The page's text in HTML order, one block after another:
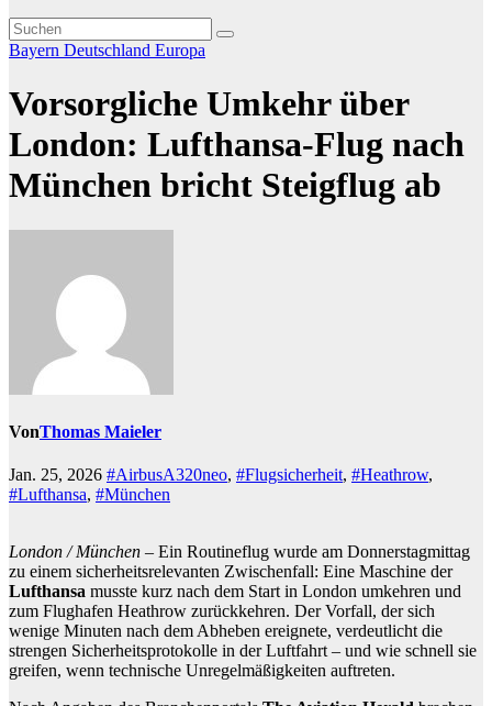
Bayern Deutschland Europa
Vorsorgliche Umkehr über
London: Lufthansa-Flug nach
München bricht Steigflug ab
VonThomas Maieler
Jan. 25, 2026 #AirbusA320neo, #Flugsicherheit, #Heathrow,
#Lufthansa, #München
London / München – Ein Routineflug wurde am Donnerstagmittag
zu einem sicherheitsrelevanten Zwischenfall: Eine Maschine der
Lufthansa musste kurz nach dem Start in London umkehren und
zum Flughafen Heathrow zurückkehren. Der Vorfall, der sich
wenige Minuten nach dem Abheben ereignete, verdeutlicht die
strengen Sicherheitsprotokolle in der Luftfahrt – und wie schnell sie
greifen, wenn technische Unregelmäßigkeiten auftreten.